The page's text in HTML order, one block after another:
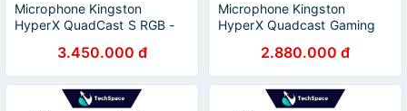
Microphone Kingston
HyperX QuadCast S RGB -
3.450.000 đ
Microphone Kingston
HyperX Quadcast Gaming
2.880.000 đ